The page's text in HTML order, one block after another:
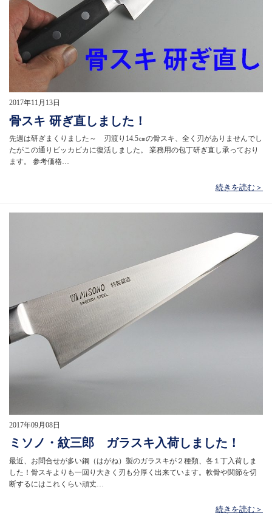
2017年11月13日
骨スキ 研ぎ直しました！
先週は研ぎまくりました～ 刃渡り14.5㎝の骨スキ、全く刃がありませんでし
たがこの通りピッカピカに復活しました。 業務用の包丁研ぎ直し承っており
ます。 参考価格…
続きを読む＞
2017年09月08日
ミソノ・紋三郎 ガラスキ入荷しました！
最近、お問合せが多い鋼（はがね）製のガラスキが２種類、各１丁入荷しま
した！骨スキよりも一回り大きく刃も分厚く出来ています。軟骨や関節を切
断するにはこれくらい頑丈…
続きを読む＞